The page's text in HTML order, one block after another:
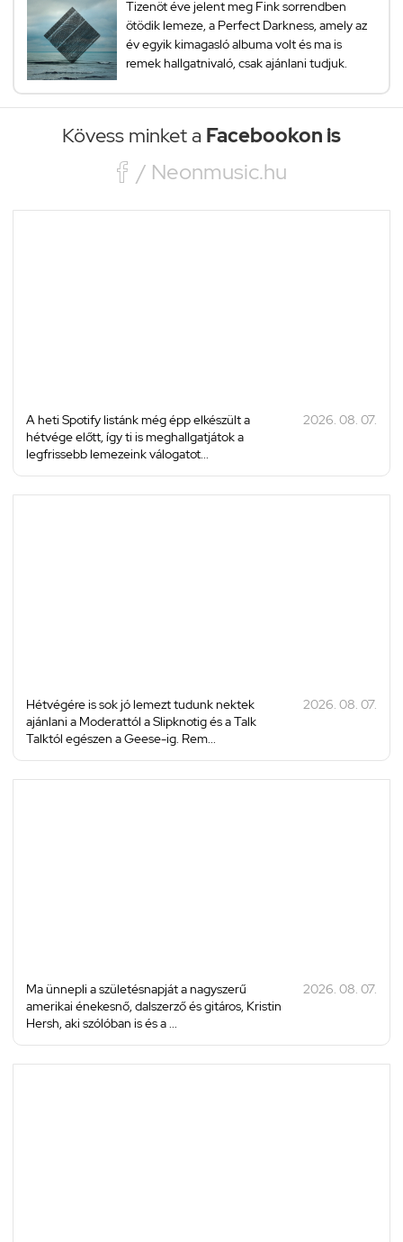
Tizenöt éve jelent meg Fink sorrendben
ötödik lemeze, a Perfect Darkness, amely az
év egyik kimagasló albuma volt és ma is
remek hallgatnivaló, csak ajánlani tudjuk.
Kövess minket a Facebookon is
 / Neonmusic.hu
A heti Spotify listánk még épp elkészült a
hétvége előtt, így ti is meghallgatjátok a
legfrissebb lemezeink válogatot...
2026. 08. 07.
Hétvégére is sok jó lemezt tudunk nektek
ajánlani a Moderattól a Slipknotig és a Talk
Talktól egészen a Geese-ig. Rem...
2026. 08. 07.
Ma ünnepli a születésnapját a nagyszerű
amerikai énekesnő, dalszerző és gitáros, Kristin
Hersh, aki szólóban is és a ...
2026. 08. 07.